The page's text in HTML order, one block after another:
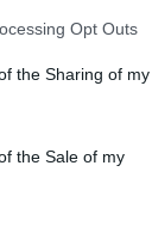
Opt Outs
the Sharing of my
the Sale of my